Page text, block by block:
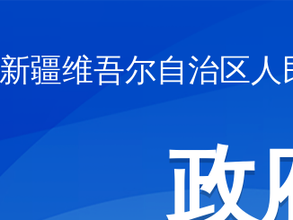
新疆维吾尔自治区人
政